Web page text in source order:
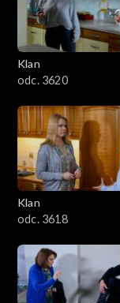
Klan
odc. 3620
Klan
odc. 3618